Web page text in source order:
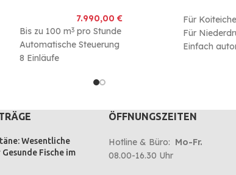
7.990,00 €
Bis zu 100 m3pro Stunde
Automatische Steuerung
8 Einläufe
Für
Für
Einfach
Wesentliche
Fische im
ÖFFNUNGSZEITEN
Hotline & Büro: Mo-Fr.
08.00-16.30 Uhr